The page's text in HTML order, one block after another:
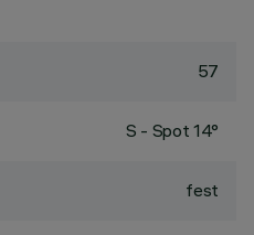
57
S - Spot 14°
fest